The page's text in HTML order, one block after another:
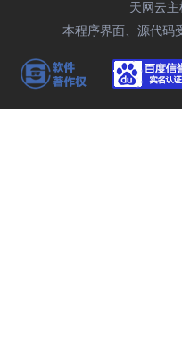
天网云
本程序界面、源代码